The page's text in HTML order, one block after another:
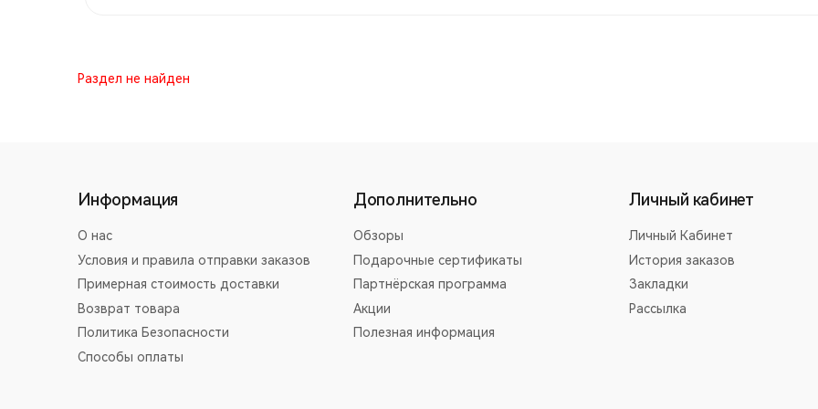
Раздел не найден
Информация
О нас
Условия и правила отправки заказов
Примерная стоимость доставки
Возврат товара
Политика Безопасности
Способы оплаты
Дополнительно
Обзоры
Подарочные сертификаты
Партнёрская программа
Акции
Полезная информация
Личный кабинет
Личный Кабинет
История заказов
Закладки
Рассылка